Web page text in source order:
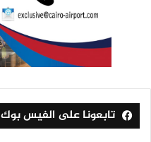
تابعونا على الفيس بوك